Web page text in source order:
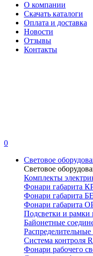
О компании
Скачать каталоги
Оплата и доставка
Новости
Отзывы
Контакты
0
Световое
Световое
Комплекты
Фонари габарита
Фонари габарита
Фонари габарита
Подсветки и рамки
Байонетные
Распределительные
Система контроля
Фонари рабочего